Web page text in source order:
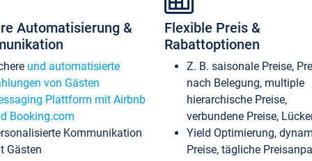
Automatisierung &
und automatisierte
von Gästen
Plattform mit Airbnb
Booking.com
Kommunikation
Gästen
Flexible Preis &
Rabattoptionen
Z. B. saisonale Preise,
nach Belegung, multiple
hierarchische Preise,
verbundene Preise,
Yield Optimierung,
Preise, tägliche